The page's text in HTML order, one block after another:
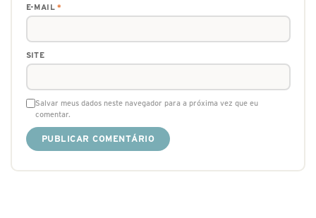
E-MAIL*
SITE
Salvar meus dados neste navegador para a próxima vez que eu
comentar.